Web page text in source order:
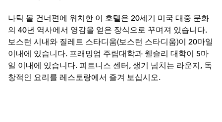
나틱 몰 건너편에 위치한 이 호텔은 20세기 미국 대중 문화
의 40년 역사에서 영감을 얻은 장식으로 꾸며져 있습니다.
보스턴 시내와 질레트 스타디움(보스턴 스타디움)이 20마일
이내에 있습니다. 프래밍엄 주립대학과 웰슬리 대학이 5마
일 이내에 있습니다. 피트니스 센터, 생기 넘치는 라운지, 독
창적인 요리를 레스토랑에서 즐겨 보십시오.